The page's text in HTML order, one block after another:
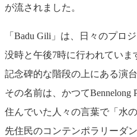
が流されました。
「Badu Gili」は、日々のプロ
没時と午後7時に行われていま
記念碑的な階段の上にある演
その名前は、かつてBennelong
住んでいた人々の言葉で「水
先住民のコンテンポラリーダン